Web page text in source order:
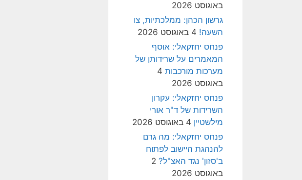
באוגוסט 2026
גרשון הכהן: ממלכתיות, צו
השעה! 4 באוגוסט 2026
פנחס יחזקאלי: אוסף
המאמרים על שרידותן של
מערכות מורכבות 4
באוגוסט 2026
פנחס יחזקאלי: עקרון
השרידות של ד"ר אורי
מילשטיין 4 באוגוסט 2026
פנחס יחזקאלי: מה גרם
להנהגת היישוב לפתוח
ב'סזון' נגד האצ"ל? 2
באוגוסט 2026